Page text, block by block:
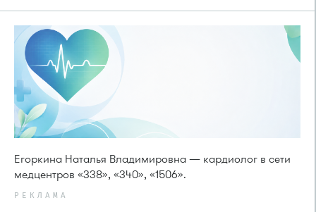
Егоркина Наталья Владимировна — кардиолог в сети
медцентров «338», «340», «1506».
РЕКЛАМА